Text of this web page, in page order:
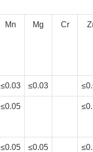
Mn Mg Cr
≤0.03 ≤0.03
≤0.05
≤0.05 ≤0.05